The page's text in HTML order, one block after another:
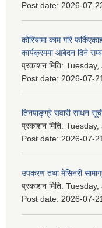
Post date: 2026-07-
कोरियामा काम गरि
कार्यक्रममा आबेदन दिने
प्रकाशन मिति:
Post date: 2026-07-
तिनपाङ्ग्रे सवारी साधन
प्रकाशन मिति: Tuesday,
Post date: 2026-07-
उपकरण तथा मेसिनरी
प्रकाशन मिति: Tuesday,
Post date: 2026-07-